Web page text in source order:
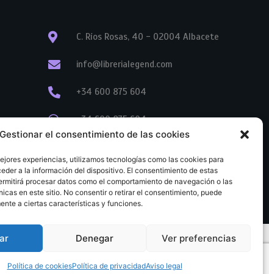
Gestionar el consentimiento de las cookies
experiencias, utilizamos tecnologías como las cookies para
a la información del dispositivo. El consentimiento de estas
procesar datos como el comportamiento de navegación o las
en este sitio. No consentir o retirar el consentimiento, puede
a ciertas características y funciones.
Denegar Ver preferencias
Política de cookiesPolítica de privacidadAviso legal
C. Ríos Rosas, 40 - 02004 Albacete
info@librerialegend.com
+34 600 875 604
+34 600 875 604